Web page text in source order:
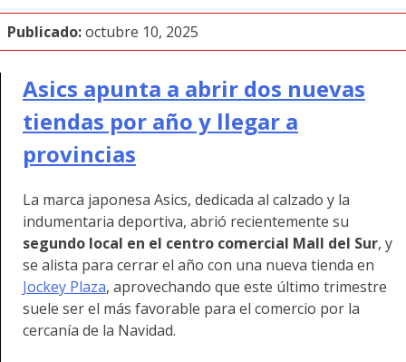
Publicado:octubre 10, 2025
Asics apunta a abrir dos nuevas
tiendas por año y llegar a
provincias
La marca japonesa Asics, dedicada al calzado y la
indumentaria deportiva, abrió recientemente su
segundo local en el centro comercial Mall del Sur, y
se alista para cerrar el año con una nueva tienda en
Jockey Plaza, aprovechando que este último trimestre
suele ser el más favorable para el comercio por la
cercanía de la Navidad.